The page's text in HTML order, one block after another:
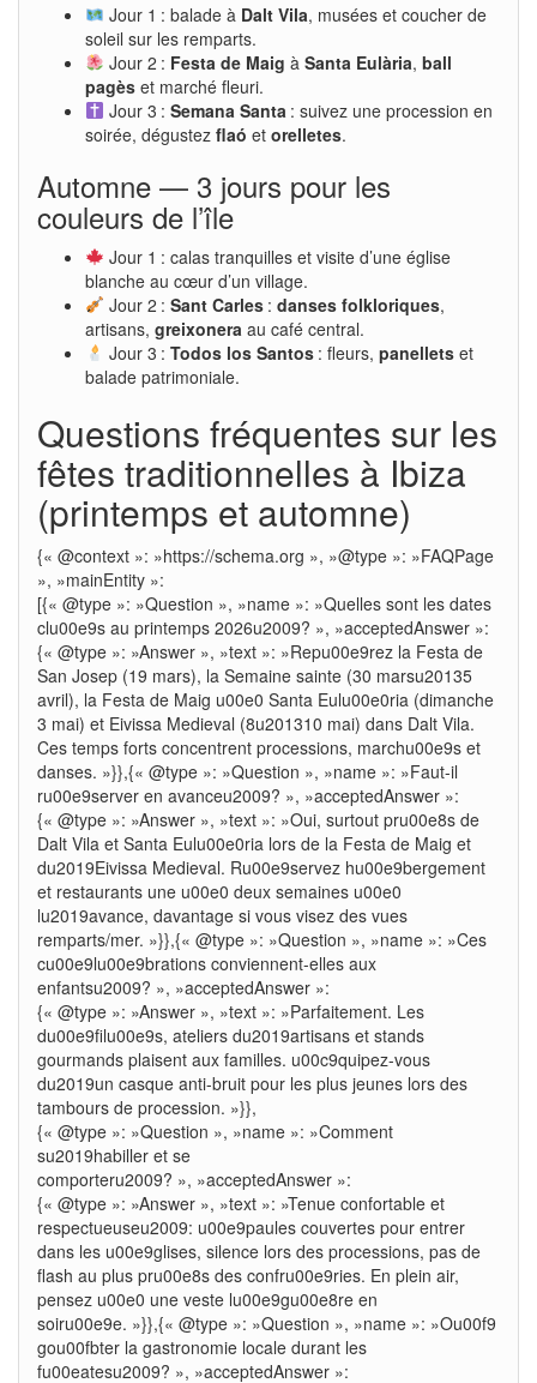
Jour 1 : balade à Dalt Vila, musées et coucher de
soleil sur les remparts.
Jour 2 : Festa de Maig à Santa Eulària, ball
pagès et marché fleuri.
Jour 3 : Semana Santa : suivez une procession en
soirée, dégustez flaó et orelletes.
Automne — 3 jours pour les
couleurs de l’île
Jour 1 : calas tranquilles et visite d’une église
blanche au cœur d’un village.
Jour 2 : Sant Carles: danses folkloriques,
artisans, greixonera au café central.
Jour 3 : Todos los Santos: fleurs, panelletset
balade patrimoniale.
Questions fréquentes sur les
fêtes traditionnelles à Ibiza
(printemps et automne)
{« @context »: »https://schema.org », »@type »: »FAQPage
», »mainEntity »:
[{« @type »: »Question », »name »: »Quelles sont les dates
clu00e9s au printemps 2026u2009? », »acceptedAnswer »:
{« @type »: »Answer », »text »: »Repu00e9rez la Festa de
San Josep (19 mars), la Semaine sainte (30 marsu20135
avril), la Festa de Maig u00e0 Santa Eulu00e0ria (dimanche
3 mai) et Eivissa Medieval (8u201310 mai) dans Dalt Vila.
Ces temps forts concentrent processions, marchu00e9s et
danses. »}},{« @type »: »Question », »name »: »Faut-il
ru00e9server en avanceu2009? », »acceptedAnswer »:
{« @type »: »Answer », »text »: »Oui, surtout pru00e8s de
Dalt Vila et Santa Eulu00e0ria lors de la Festa de Maig et
du2019Eivissa Medieval. Ru00e9servez hu00e9bergement
et restaurants une u00e0 deux semaines u00e0
lu2019avance, davantage si vous visez des vues
remparts/mer. »}},{« @type »: »Question », »name »: »Ces
cu00e9lu00e9brations conviennent-elles aux
enfantsu2009? », »acceptedAnswer »:
{« @type »: »Answer », »text »: »Parfaitement. Les
du00e9filu00e9s, ateliers du2019artisans et stands
gourmands plaisent aux familles. u00c9quipez-vous
du2019un casque anti-bruit pour les plus jeunes lors des
tambours de procession. »}},
{« @type »: »Question », »name »: »Comment
su2019habiller et se
comporteru2009? », »acceptedAnswer »:
{« @type »: »Answer », »text »: »Tenue confortable et
respectueuseu2009: u00e9paules couvertes pour entrer
dans les u00e9glises, silence lors des processions, pas de
flash au plus pru00e8s des confru00e9ries. En plein air,
pensez u00e0 une veste lu00e9gu00e8re en
soiru00e9e. »}},{« @type »: »Question », »name »: »Ou00f9
gou00fbter la gastronomie locale durant les
fu00eatesu2009? », »acceptedAnswer »: